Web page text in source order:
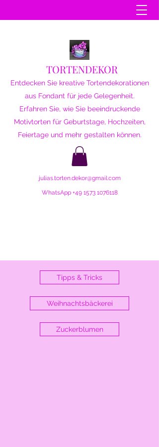
TORTENDEKOR
Entdecken Sie kreative Tortendekorationen
aus Fondant für jede Gelegenheit.
Erfahren Sie, wie Sie beeindruckende
Motivtorten für Geburtstage, Hochzeiten,
Feiertage und mehr gestalten können.
julias.torten.dekor@gmail.com
WhatsApp +49 1573 1076118
Tipps & Tricks
Weihnachtsbäckerei
Zuckerblumen